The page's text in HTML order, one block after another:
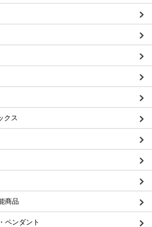
クス
商品
ペンダント